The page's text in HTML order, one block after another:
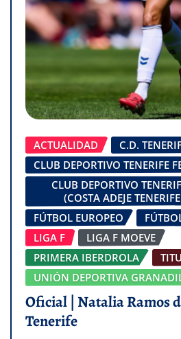
ACTUALIDAD
C.D.
CLUB DEPORTIVO TENERIFE
CLUB DEPORTIVO
(COSTA ADEJE
FÚTBOL EUROPEO
LIGA F
LIGA F MOEVE
PRIMERA IBERDROLA
UNIÓN DEPORTIVA
Oficial | Natalia Ramos
Tenerife